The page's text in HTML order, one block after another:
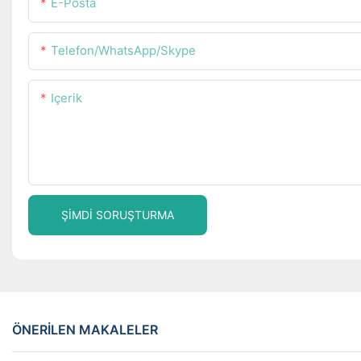
Telefon/WhatsApp/Skype
Içerik
ŞIMDI SORUŞTURMA
ÖNERILEN MAKALELER